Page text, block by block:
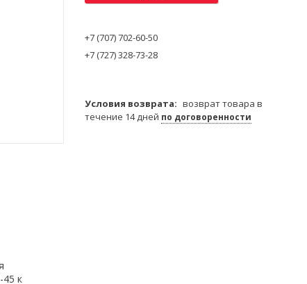
к
+7 (707) 702-60-50
+7 (727) 328-73-28
возврат товара в
течение 14 дней по договоренности